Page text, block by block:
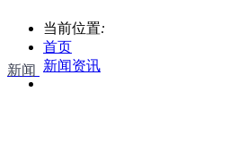
当前位置:
首页
新闻资讯
新闻